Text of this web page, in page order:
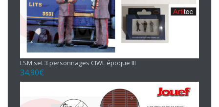
LSM set 3 personnages CIWL époque III
34.90€